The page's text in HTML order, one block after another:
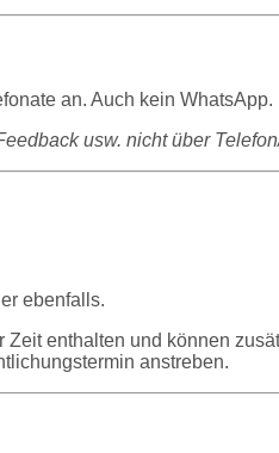
an. Auch kein WhatsApp.
usw. nicht über
ebenfalls.
enthalten und können
anstreben.